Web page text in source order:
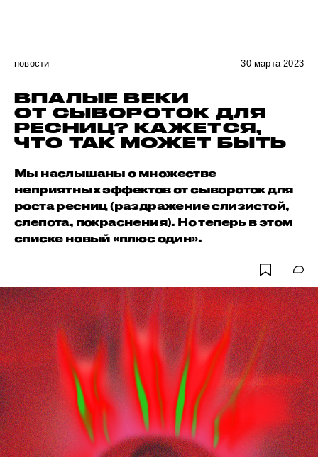
новости 30 марта 2023
ВПАЛЫЕ ВЕКИ
ОТ СЫВОРОТОК ДЛЯ
РЕСНИЦ? КАЖЕТСЯ,
ЧТО ТАК МОЖЕТ БЫТЬ
Мы наслышаны о множестве
неприятных эффектов от сывороток для
роста ресниц (раздражение слизистой,
слепота, покраснения). Но теперь в этом
списке новый «плюс один».